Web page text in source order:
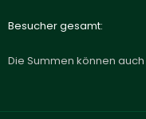
Besucher gesamt
Die Summen können